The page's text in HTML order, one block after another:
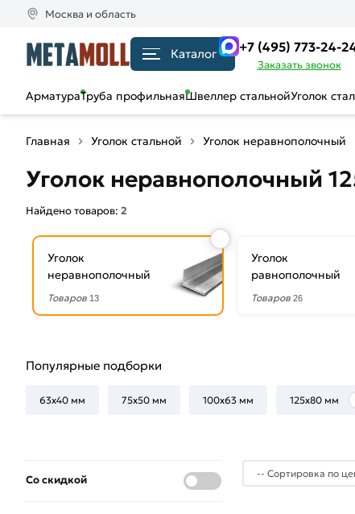
Москва и область
Каталог +7 (495) 773-24-
Заказать звонок
АрматураТруба профильнаяШвеллер стальнойУголок
Главная Уголок стальной Уголок неравнополочный
Уголок неравнополочный
Найдено товаров: 2
Уголок
неравнополочный
Товаров 13
Уголок
равнополочный
Товаров 26
Популярные подборки
63х40 мм 75х50 мм 100х63 мм 125х80 мм
Со скидкой